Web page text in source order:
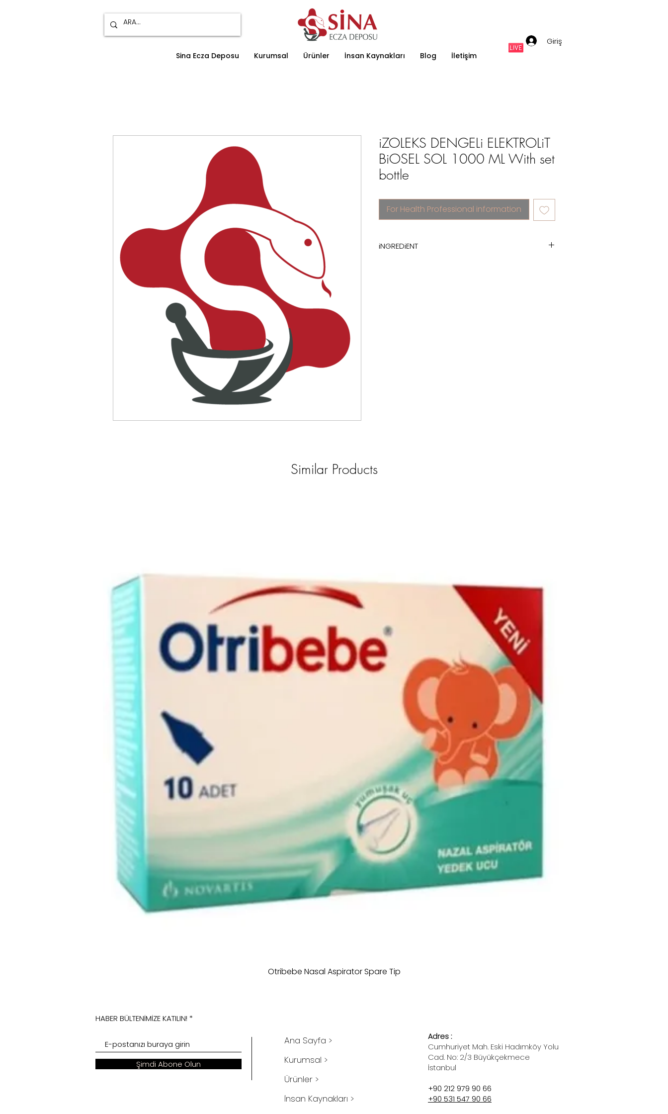
Giriş
Sina Ecza Deposu Kurumsal Ürünler İnsan Kaynakları Blog İletişim
iZOLEKS DENGELi ELEKTROLiT
BiOSEL SOL 1000 ML With set
bottle
For Health Professional information
iNGREDiENT
Similar Products
Otribebe Nasal Aspirator Spare Tip
HABER BÜLTENİMİZE KATILIN!
Şimdi Abone Olun
Ana Sayfa >
Kurumsal >
Ürünler >
İnsan Kaynakları >
Adres :
Cumhuriyet Mah. Eski Hadımköy Yolu
Cad. No: 2/3 Büyükçekmece
İstanbul
+90 212 979 90 66
+90 531 547 90 66